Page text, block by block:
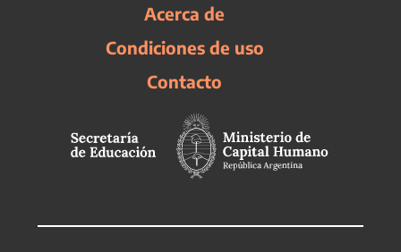
Acerca de
Condiciones de uso
Contacto